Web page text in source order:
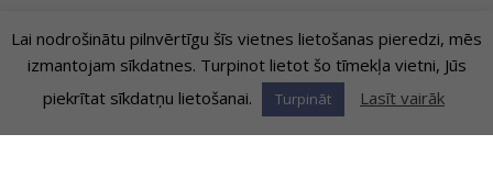
Lai nodrošinātu pilnvērtīgu šīs vietnes lietošanas pieredzi, mēs
izmantojam sīkdatnes. Turpinot lietot šo tīmekļa vietni, Jūs
piekrītat sīkdatņu lietošanai.
Turpināt Lasīt vairāk